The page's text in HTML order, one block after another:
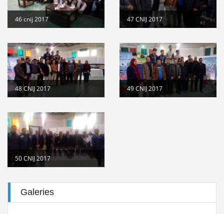
46 cnij 2017 47 CNIJ 2017
48 CNIJ 2017 49 CNIJ 2017
50 CNIJ 2017
Galeries